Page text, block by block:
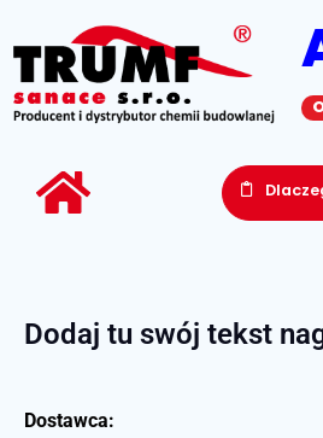
Dodaj tu swój tekst
Dostawca: